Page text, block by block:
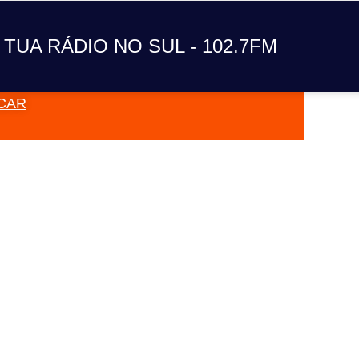
TUA RÁDIO NO SUL - 102.7FM
A TUA RÁDIO NO SUL